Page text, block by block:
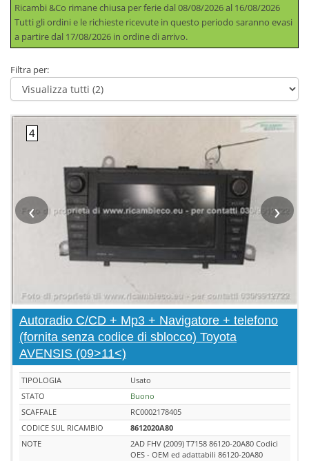
Ricambi &Co rimane chiusa per ferie dal 08/08/2026 al 16/08/2026
Tutti gli ordini e le richieste ricevute in questo periodo saranno evasi
a partire dal 17/08/2026 in ordine di arrivo.
Filtra per:
‹ ›
Autoradio C/CD + Mp3 + Navigatore + telefono
(fornita senza codice di sblocco) Toyota
AVENSIS (09>11<)
TIPOLOGIA
Usato
STATO
Buono
SCAFFALE
RC0002178405
CODICE SUL RICAMBIO
8612020A80
NOTE
2AD FHV (2009) T7158 86120-20A80 Codici
OES - OEM ed adattabili 86120-20A80